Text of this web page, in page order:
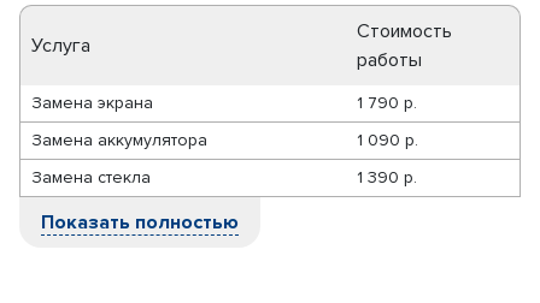
Услуга
Стоимость
работы
Замена экрана
1 790 р.
Замена аккумулятора
1 090 р.
Замена стекла
1 390 р.
Показать полностью